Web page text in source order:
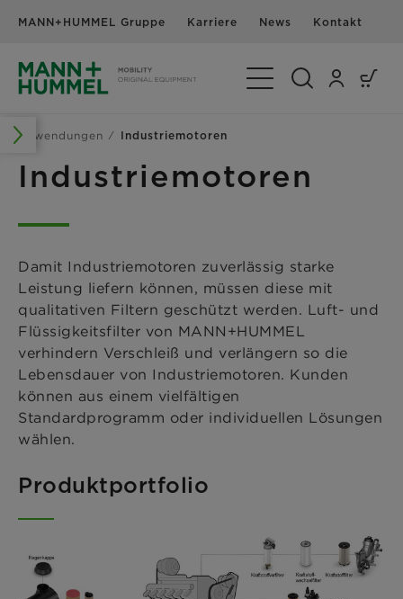
MANN+HUMMEL Gruppe Karriere News Kontakt
Navigation
Anwendungen Industriemotoren
Industriemotoren
Damit Industriemotoren zuverlässig starke
Leistung liefern können, müssen diese mit
qualitativen Filtern geschützt werden. Luft- und
Flüssigkeitsfilter von MANN+HUMMEL
verhindern Verschleiß und verlängern so die
Lebensdauer von Industriemotoren. Kunden
können aus einem vielfältigen
Standardprogramm oder individuellen Lösungen
wählen.
Produktportfolio